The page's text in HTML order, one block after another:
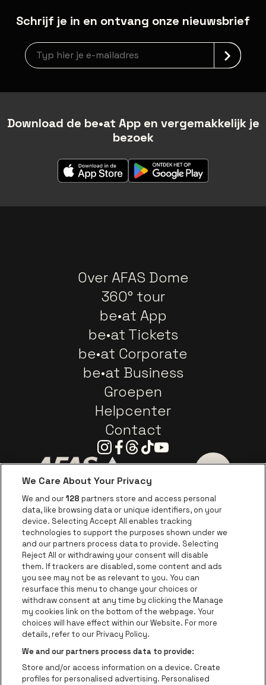
Schrijf je in en ontvang onze nieuwsbrief
Nieuwsbrief aanmelding
Download de be•at App en vergemakkelijk je
bezoek
Over AFAS Dome
360° tour
be•at App
be•at Tickets
be•at Corporate
be•at Business
Groepen
Helpcenter
Contact
Instagram
Facebook
Threads
TiktokYoutube
Ga naar
Ga naar de website van Europcar
Ga naar de
Ga naar de website van Coca-Cola
Ga naar de website van
Ga naar de
Ga naar de website van Champagne
Ga naar de website
Ga naar de website van Het
Ga naar de
AFAS Dome is een deel van be•at
AFAS Dome
Schijnpoortweg 119, 2170 Antwerpen
Be-At Venues
We Care About Your Privacy
We and our128 partners store and access personal
data, like browsing data or unique identifiers, on your
device. Selecting Accept All enables tracking
technologies to support the purposes shown under we
and our partners process data to provide. Selecting
Reject All or withdrawing your consent will disable
them. If trackers are disabled, some content and ads
you see may not be as relevant to you. You can
resurface this menu to change your choices or
withdraw consent at any time by clicking the Manage
my cookies link on the bottom of the webpage. Your
choices will have effect within our Website. For more
details, refer to our Privacy Policy.
We and our partners process data to provide:
Store and/or access information on a device. Create
profiles for personalised advertising. Personalised